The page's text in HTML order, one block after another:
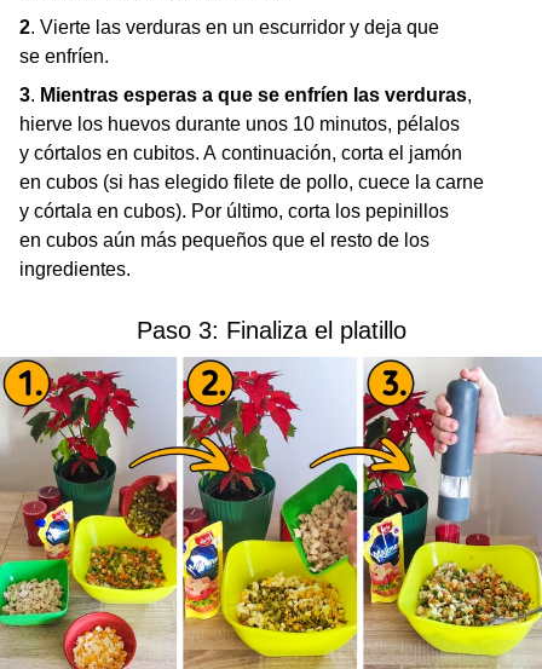
2. Vierte las verduras en un escurridor y deja que
se enfríen.
3. Mientras esperas a que se enfríen las verduras,
hierve los huevos durante unos 10 minutos, pélalos
y córtalos en cubitos. A continuación, corta el jamón
en cubos (si has elegido filete de pollo, cuece la carne
y córtala en cubos). Por último, corta los pepinillos
en cubos aún más pequeños que el resto de los
ingredientes.
Paso 3: Finaliza el platillo